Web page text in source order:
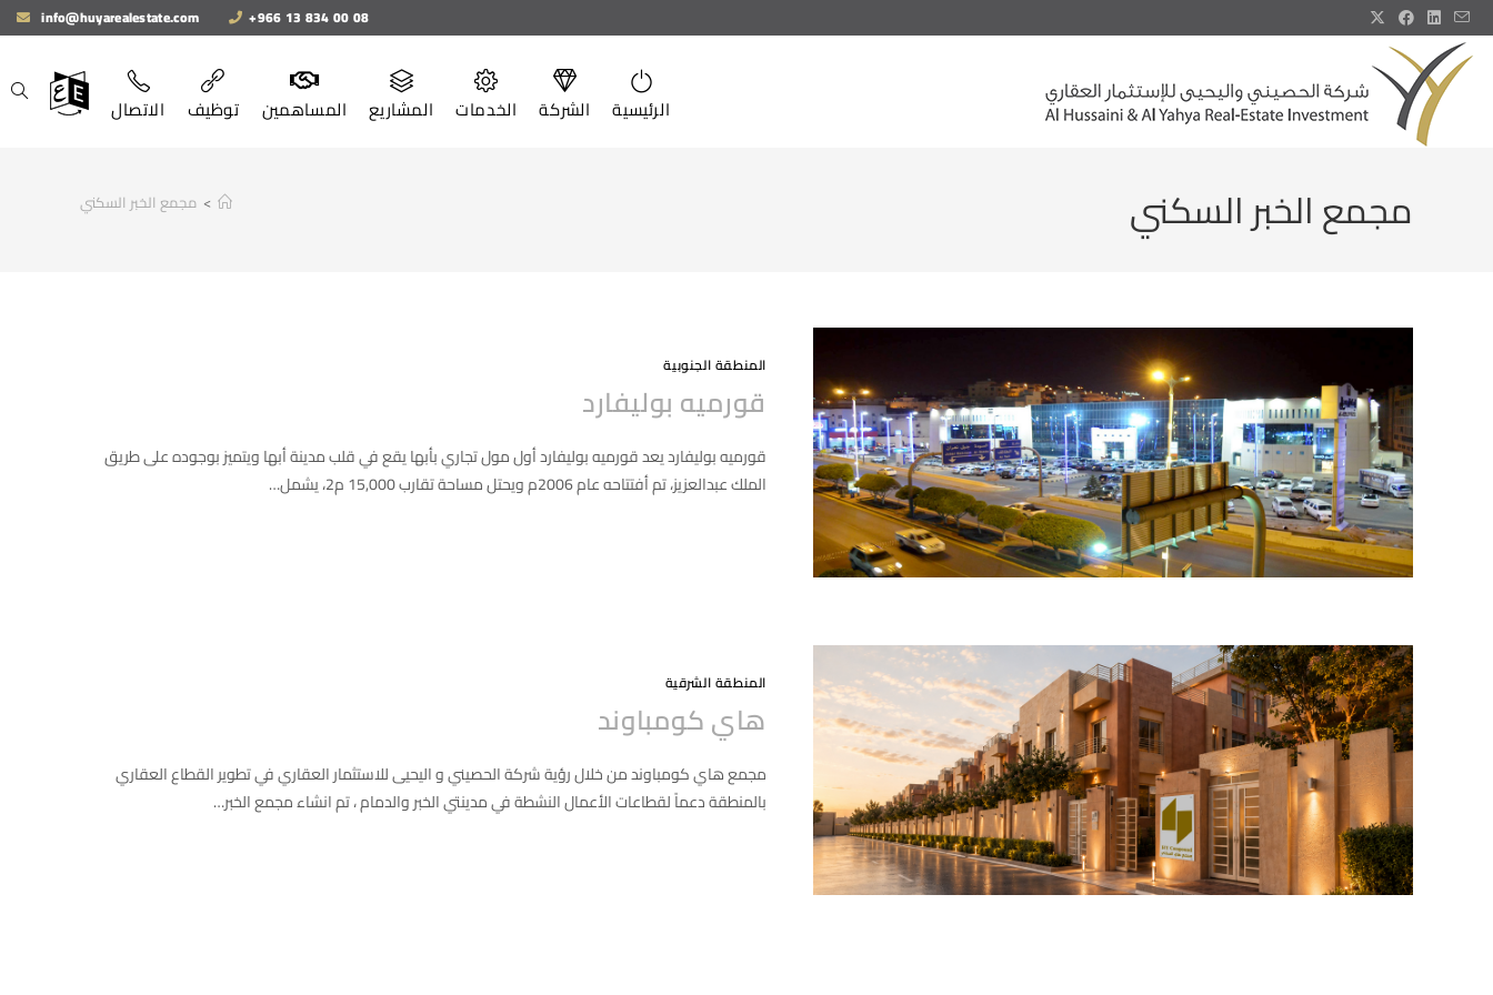
+966 13 834 00 08
info@huyarealestate.com
الرئيسية الشركة الخدمات المشاريع المساهمين توظيف الاتصال
مجمع الخبر السكني > مجمع الخبر السكني
المنطقة الجنوبية
قورميه بوليفارد
قورميه بوليفارد يعد قورميه بوليفارد أول مول تجاري بأبها يقع في قلب مدينة أبها ويتميز بوجوده على طريق
الملك عبدالعزيز، تم أفتتاحه عام 2006م ويحتل مساحة تقارب 15,000 م2، يشمل…
المنطقة الشرقية
هاي كومباوند
مجمع هاي كومباوند من خلال رؤية شركة الحصيني و اليحيى للاستثمار العقاري في تطوير القطاع العقاري
بالمنطقة دعماً لقطاعات الأعمال النشطة في مدينتي الخبر والدمام ، تم انشاء مجمع الخبر…